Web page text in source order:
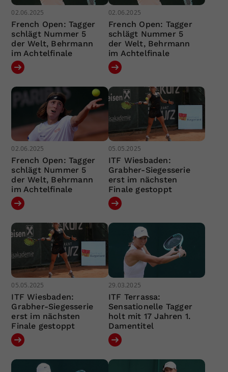
02.06.2025
French Open: Tagger
schlägt Nummer 5
der Welt, Behrmann
im Achtelfinale
02.06.2025
French Open: Tagger
schlägt Nummer 5
der Welt, Behrmann
im Achtelfinale
02.06.2025
French Open: Tagger
schlägt Nummer 5
der Welt, Behrmann
im Achtelfinale
05.05.2025
ITF Wiesbaden:
Grabher-Siegesserie
erst im nächsten
Finale gestoppt
05.05.2025
ITF Wiesbaden:
Grabher-Siegesserie
erst im nächsten
Finale gestoppt
29.03.2025
ITF Terrassa:
Sensationelle Tagger
holt mit 17 Jahren 1.
Damentitel